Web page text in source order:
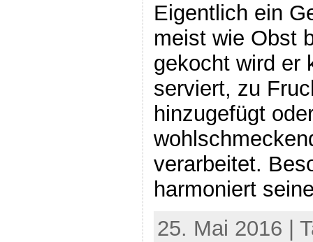
Eigentlich ein
meist wie Obst
gekocht wird er
serviert, zu
hinzugefügt
verarbeitet.
harmoniert
25. Mai 2016 |